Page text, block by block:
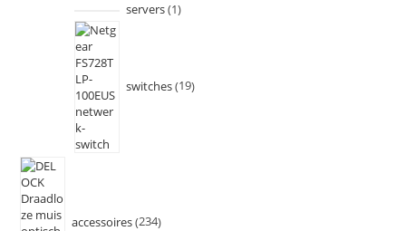
servers 1
switches 19
accessoires 234